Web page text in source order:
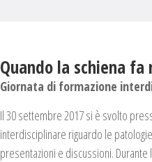
Quando la schiena fa
Giornata di formazione
Il 30 settembre 2017 si è svolto
interdisciplinare riguardo le
presentazioni e discussioni.